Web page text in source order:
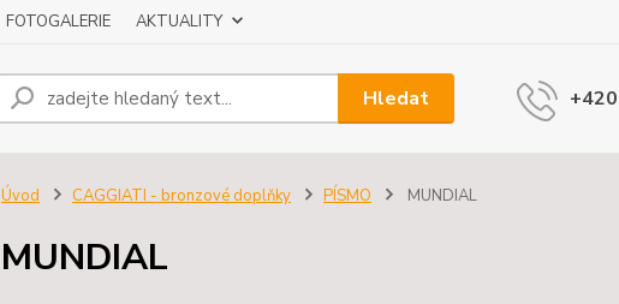
FOTOGALERIE AKTUALITY
Hledat
Úvod CAGGIATI - bronzové doplňky PÍSMO MUNDIAL
MUNDIAL